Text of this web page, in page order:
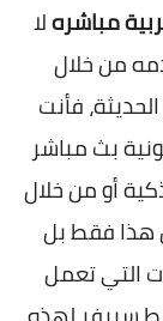
مباشرهلا
من خلال
فأنت
بث مباشر
أو من خلال
هذا فقط بل
التي تعمل